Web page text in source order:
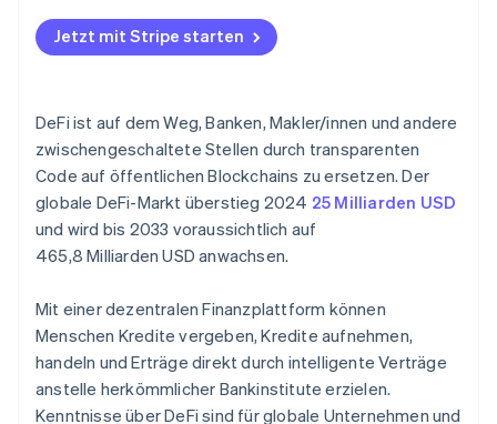
Regulierte On-Ramps und Verwahrstellen
Integration von Stablecoins und Zahlungen
Beteiligung an Governance
Jetzt mit Stripe starten
DeFi ist auf dem Weg, Banken, Makler/innen und andere
zwischengeschaltete Stellen durch transparenten
Code auf öffentlichen Blockchains zu ersetzen. Der
globale DeFi-Markt überstieg 2024 25 Milliarden USD
und wird bis 2033 voraussichtlich auf
465,8 Milliarden USD anwachsen.
Mit einer dezentralen Finanzplattform können
Menschen Kredite vergeben, Kredite aufnehmen,
handeln und Erträge direkt durch intelligente Verträge
anstelle herkömmlicher Bankinstitute erzielen.
Kenntnisse über DeFi sind für globale Unternehmen und